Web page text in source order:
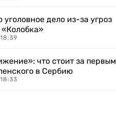
дело из-за угроз
что стоит за первым
в Сербию